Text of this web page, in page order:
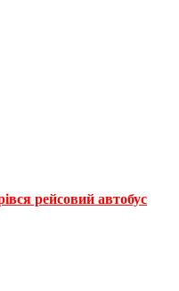
рейсовий автобус